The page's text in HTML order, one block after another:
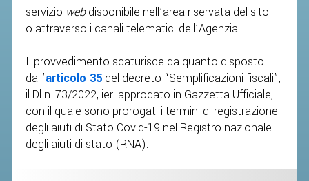
servizio webdisponibile nell’area riservata del sito
o attraverso i canali telematici dell’Agenzia.
Il provvedimento scaturisce da quanto disposto
dall’articolo 35 del decreto “Semplificazioni fiscali”,
il Dl n. 73/2022, ieri approdato in Gazzetta Ufficiale,
con il quale sono prorogati i termini di registrazione
degli aiuti di Stato Covid-19 nel Registro nazionale
degli aiuti di stato (RNA).
SCHEDE ATLETI
VOLA CON NOI
COMMISSIONE ATLETI
TESSERAMENTO
AFFILIAZIONE E TESSERAMENTO